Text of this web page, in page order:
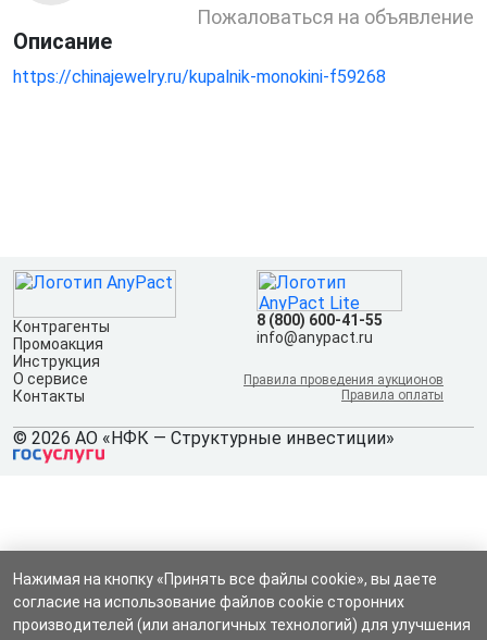
Пожаловаться на объявление
Описание
https://chinajewelry.ru/kupalnik-monokini-f59268
Контрагенты
Промоакция
Инструкция
О сервисе
Контакты
8 (800) 600-41-55
info@anypact.ru
Правила проведения аукционов
Правила оплаты
© 2026 АО «НФК — Структурные инвестиции»
Нажимая на кнопку «Принять все файлы cookie», вы даете
согласие на использование файлов cookie сторонних
производителей (или аналогичных технологий) для улучшения